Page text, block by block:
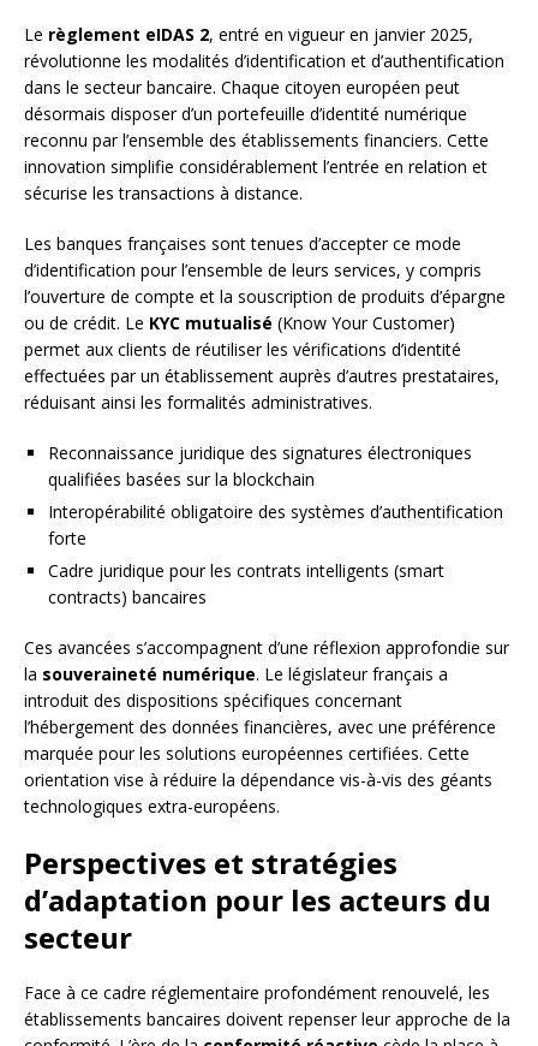
Le règlement eIDAS 2, entré en vigueur en janvier 2025,
révolutionne les modalités d’identification et d’authentification
dans le secteur bancaire. Chaque citoyen européen peut
désormais disposer d’un portefeuille d’identité numérique
reconnu par l’ensemble des établissements financiers. Cette
innovation simplifie considérablement l’entrée en relation et
sécurise les transactions à distance.
Les banques françaises sont tenues d’accepter ce mode
d’identification pour l’ensemble de leurs services, y compris
l’ouverture de compte et la souscription de produits d’épargne
ou de crédit. Le KYC mutualisé (Know Your Customer)
permet aux clients de réutiliser les vérifications d’identité
effectuées par un établissement auprès d’autres prestataires,
réduisant ainsi les formalités administratives.
Reconnaissance juridique des signatures électroniques
qualifiées basées sur la blockchain
Interopérabilité obligatoire des systèmes d’authentification
forte
Cadre juridique pour les contrats intelligents (smart
contracts) bancaires
Ces avancées s’accompagnent d’une réflexion approfondie sur
la souveraineté numérique. Le législateur français a
introduit des dispositions spécifiques concernant
l’hébergement des données financières, avec une préférence
marquée pour les solutions européennes certifiées. Cette
orientation vise à réduire la dépendance vis-à-vis des géants
technologiques extra-européens.
Perspectives et stratégies
d’adaptation pour les acteurs du
secteur
Face à ce cadre réglementaire profondément renouvelé, les
établissements bancaires doivent repenser leur approche de la